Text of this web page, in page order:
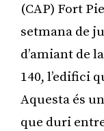
(CAP) Fort
setmana de
d’amiant de
140, l’edifici
Aquesta és
que duri